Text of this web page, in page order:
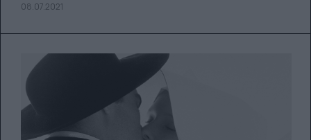
08.07.2021